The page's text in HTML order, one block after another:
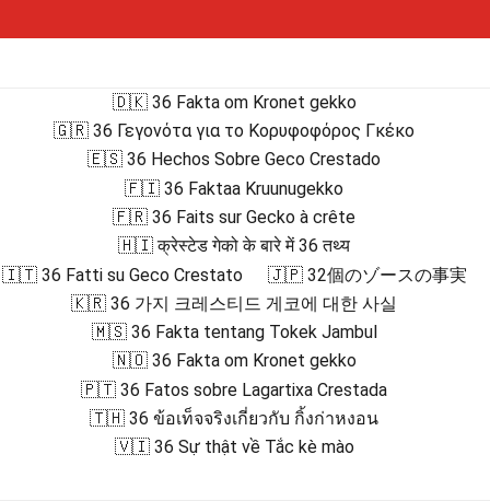
🇩🇰 36 Fakta om Kronet gekko
🇬🇷 36 Γεγονότα για το Κορυφοφόρος Γκέκο
🇪🇸 36 Hechos Sobre Geco Crestado
🇫🇮 36 Faktaa Kruunugekko
🇫🇷 36 Faits sur Gecko à crête
🇭🇮 क्रेस्टेड गेको के बारे में 36 तथ्य
🇮🇹 36 Fatti su Geco Crestato
🇯🇵 32個のゾースの事実
🇰🇷 36 가지 크레스티드 게코에 대한 사실
🇲🇸 36 Fakta tentang Tokek Jambul
🇳🇴 36 Fakta om Kronet gekko
🇵🇹 36 Fatos sobre Lagartixa Crestada
🇹🇭 36 ข้อเท็จจริงเกี่ยวกับ กิ้งก่าหงอน
🇻🇮 36 Sự thật về Tắc kè mào